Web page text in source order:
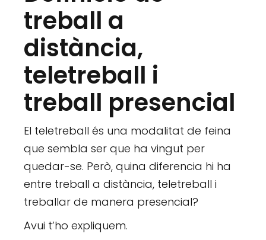
treball a
distància,
teletreball i
treball presencial
El teletreball és una modalitat de feina
que sembla ser que ha vingut per
quedar-se. Però, quina diferencia hi ha
entre treball a distància, teletreball i
treballar de manera presencial?
Avui t’ho expliquem.